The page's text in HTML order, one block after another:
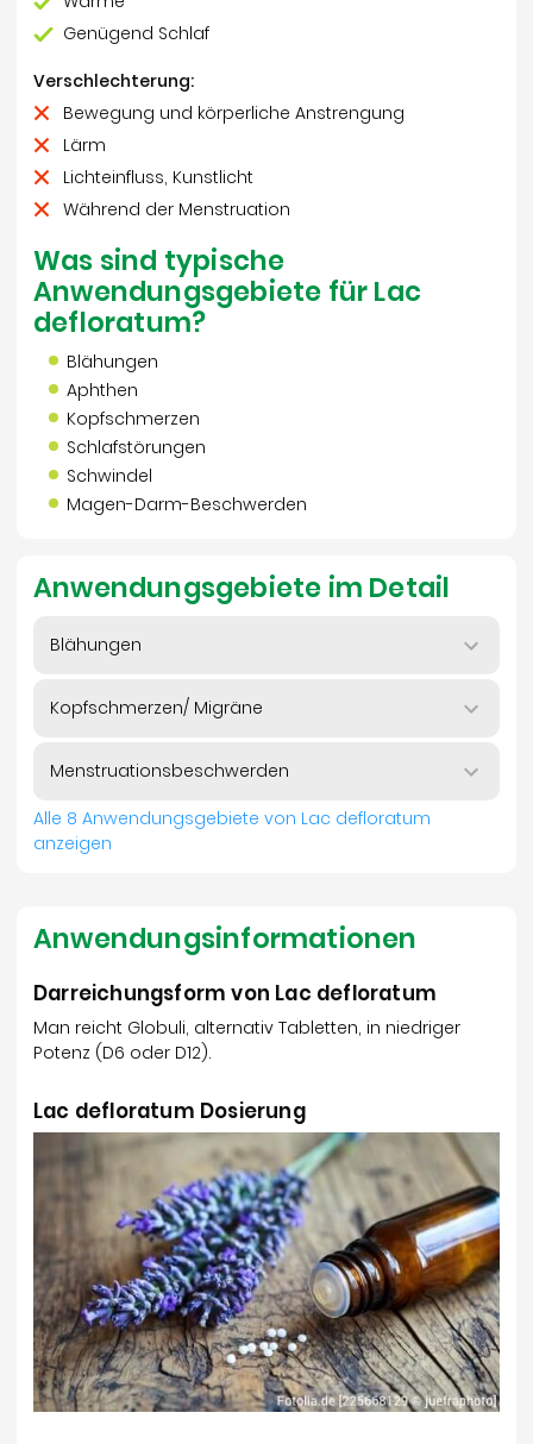
Genügend Schlaf
Verschlechterung:
Bewegung und körperliche Anstrengung
Lärm
Lichteinfluss, Kunstlicht
Während der Menstruation
Was sind typische
Anwendungsgebiete für Lac
defloratum?
Blähungen
Aphthen
Kopfschmerzen
Schlafstörungen
Schwindel
Magen-Darm-Beschwerden
Anwendungsgebiete im Detail
Blähungen
Kopfschmerzen/ Migräne
Menstruationsbeschwerden
Alle 8 Anwendungsgebiete von Lac defloratum
anzeigen
Anwendungsinformationen
Darreichungsform von Lac defloratum
Man reicht Globuli, alternativ Tabletten, in niedriger
Potenz (D6 oder D12).
Lac defloratum Dosierung